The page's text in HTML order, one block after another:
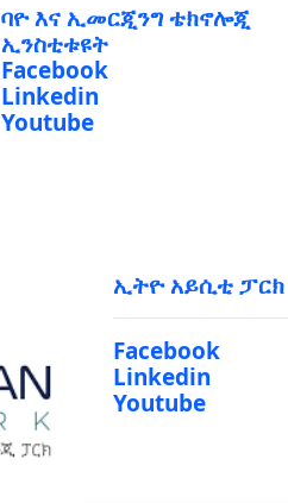
ባዮ እና ኢመርጂንግ ቴክኖሎጂ
ኢንስቲቱዩት
Facebook
Linkedin
Youtube
ኢትዮ አይሲቲ ፓርክ
Facebook
Linkedin
Youtube